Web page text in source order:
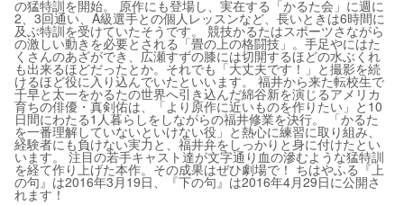
の猛特訓を開始。 原作にも登場し、実­在する「かるた会」に週に
2、3回通い、A級選手との個人レッスンなど、長いときは6時間­に
及ぶ特訓を受けていたそうです。 競技かるたはスポーツさながら
の激しい動きを必要とされる「畳の上の格闘技」。手足やにはた
くさんのあざができ、広瀬すずの膝には切開するほどの水ぶくれ
も出来るほどだったとか。それでも「大丈夫です！」と撮影を続
けるほど役に入り込んでいたといいます。 福井から来た転校生で
千早と太一をかるたの世界へ引き込んだ綿谷新を演じるアメリカ
育ちの俳優・真剣佑は、「より原作に近いものを作りたい」と10
日間にわたる1人暮らしをしながらの福井修業を決行。 「かるた
を一番理解していないといけない役」と熱心に練習に取り組み、
経験者にも負けない実力と、福井弁をしっかりと身に付けたとい
います。 注目の若手キャスト達が文字通り血の滲むような猛特訓
を経て作り上げた本作。その成果はぜひ劇場で！ ちはやふる『上
の句』は2016年3月19日、『下の句』は2016年4月29日に公開さ
れます！